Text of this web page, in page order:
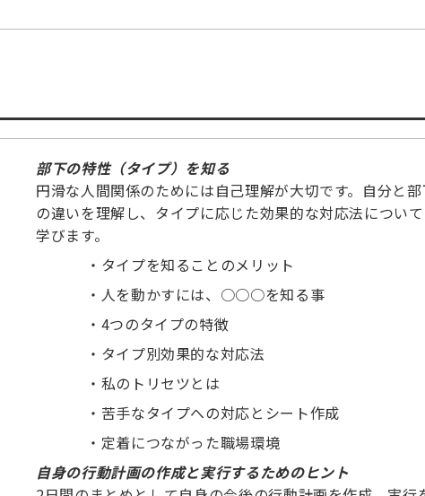
部下の特性（タイプ）を知る
円滑な人間関係のためには自己理解が大切です。自分と
の違いを理解し、タイプに応じた効果的な対応法について
学びます。
・ タイプを知ることのメリット
・ 人を動かすには、○○○を知る事
・ 4つのタイプの特徴
・ タイプ別効果的な対応法
・ 私のトリセツとは
・ 苦手なタイプへの対応とシート作成
・ 定着につながった職場環境
自身の行動計画の作成と実行するためのヒント